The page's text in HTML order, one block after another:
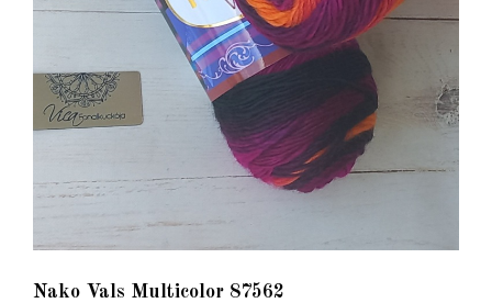
Nako Vals Multicolor 87562